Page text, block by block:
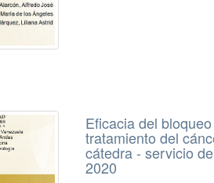
Eficacia del
tratamiento del
cátedra - servicio
2020